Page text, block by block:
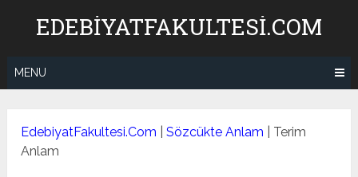
EDEBIYATFAKULTESI.COM
MENU
EdebiyatFakultesi.Com |Sözcükte Anlam
Terim
Anlam